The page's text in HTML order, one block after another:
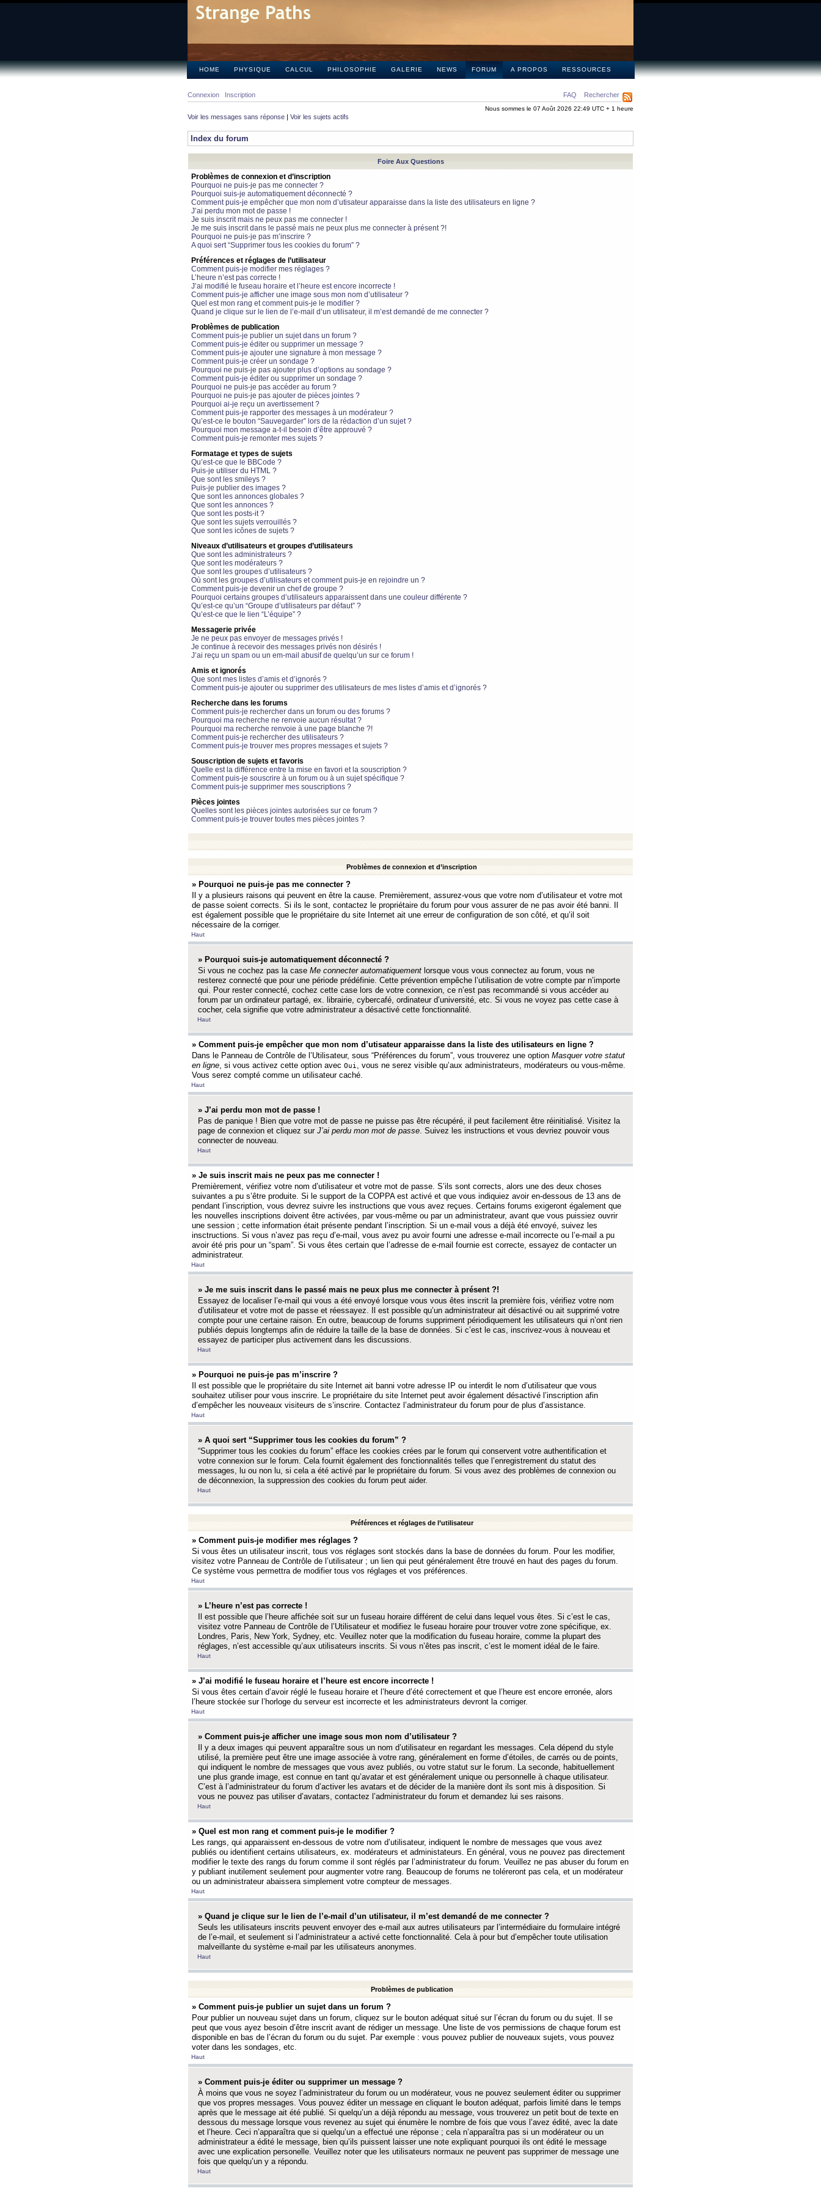
HOME PHYSIQUE CALCUL PHILOSOPHIE GALERIE NEWS FORUM A PROPOS RESSOURCES
FAQ Rechercher
Connexion Inscription
Nous sommes le 07 Août 2026 22:49 UTC + 1 heure
Voir les messages sans réponse | Voir les sujets actifs
Index du forum
Foire Aux Questions
Problèmes de connexion et d’inscription
Pourquoi ne puis-je pas me connecter ?
Pourquoi suis-je automatiquement déconnecté ?
Comment puis-je empêcher que mon nom d’utisateur apparaisse dans la liste des utilisateurs en ligne ?
J’ai perdu mon mot de passe !
Je suis inscrit mais ne peux pas me connecter !
Je me suis inscrit dans le passé mais ne peux plus me connecter à présent ?!
Pourquoi ne puis-je pas m’inscrire ?
A quoi sert “Supprimer tous les cookies du forum” ?
Préférences et réglages de l’utilisateur
Comment puis-je modifier mes réglages ?
L’heure n’est pas correcte !
J’ai modifié le fuseau horaire et l’heure est encore incorrecte !
Comment puis-je afficher une image sous mon nom d’utilisateur ?
Quel est mon rang et comment puis-je le modifier ?
Quand je clique sur le lien de l’e-mail d’un utilisateur, il m’est demandé de me connecter ?
Problèmes de publication
Comment puis-je publier un sujet dans un forum ?
Comment puis-je éditer ou supprimer un message ?
Comment puis-je ajouter une signature à mon message ?
Comment puis-je créer un sondage ?
Pourquoi ne puis-je pas ajouter plus d’options au sondage ?
Comment puis-je éditer ou supprimer un sondage ?
Pourquoi ne puis-je pas accéder au forum ?
Pourquoi ne puis-je pas ajouter de pièces jointes ?
Pourquoi ai-je reçu un avertissement ?
Comment puis-je rapporter des messages à un modérateur ?
Qu’est-ce le bouton “Sauvegarder” lors de la rédaction d’un sujet ?
Pourquoi mon message a-t-il besoin d’être approuvé ?
Comment puis-je remonter mes sujets ?
Formatage et types de sujets
Qu’est-ce que le BBCode ?
Puis-je utiliser du HTML ?
Que sont les smileys ?
Puis-je publier des images ?
Que sont les annonces globales ?
Que sont les annonces ?
Que sont les posts-it ?
Que sont les sujets verrouillés ?
Que sont les icônes de sujets ?
Niveaux d’utilisateurs et groupes d’utilisateurs
Que sont les administrateurs ?
Que sont les modérateurs ?
Que sont les groupes d’utilisateurs ?
Où sont les groupes d’utilisateurs et comment puis-je en rejoindre un ?
Comment puis-je devenir un chef de groupe ?
Pourquoi certains groupes d’utilisateurs apparaissent dans une couleur différente ?
Qu’est-ce qu’un “Groupe d’utilisateurs par défaut” ?
Qu’est-ce que le lien “L’équipe” ?
Messagerie privée
Je ne peux pas envoyer de messages privés !
Je continue à recevoir des messages privés non désirés !
J’ai reçu un spam ou un em-mail abusif de quelqu’un sur ce forum !
Amis et ignorés
Que sont mes listes d’amis et d’ignorés ?
Comment puis-je ajouter ou supprimer des utilisateurs de mes listes d’amis et d’ignorés ?
Recherche dans les forums
Comment puis-je rechercher dans un forum ou des forums ?
Pourquoi ma recherche ne renvoie aucun résultat ?
Pourquoi ma recherche renvoie à une page blanche ?!
Comment puis-je rechercher des utilisateurs ?
Comment puis-je trouver mes propres messages et sujets ?
Souscription de sujets et favoris
Quelle est la différence entre la mise en favori et la souscription ?
Comment puis-je souscrire à un forum ou à un sujet spécifique ?
Comment puis-je supprimer mes souscriptions ?
Pièces jointes
Quelles sont les pièces jointes autorisées sur ce forum ?
Comment puis-je trouver toutes mes pièces jointes ?
Problèmes de connexion et d’inscription
» Pourquoi ne puis-je pas me connecter ?
Il y a plusieurs raisons qui peuvent en être la cause. Premièrement, assurez-vous que votre nom d’utilisateur et votre mot
de passe soient corrects. Si ils le sont, contactez le propriétaire du forum pour vous assurer de ne pas avoir été banni. Il
est également possible que le propriétaire du site Internet ait une erreur de configuration de son côté, et qu’il soit
nécessaire de la corriger.
Haut
» Pourquoi suis-je automatiquement déconnecté ?
Si vous ne cochez pas la case Me connecter automatiquement lorsque vous vous connectez au forum, vous ne
resterez connecté que pour une période prédéfinie. Cette prévention empêche l’utilisation de votre compte par n’importe
qui. Pour rester connecté, cochez cette case lors de votre connexion, ce n’est pas recommandé si vous accéder au
forum par un ordinateur partagé, ex. librairie, cybercafé, ordinateur d’université, etc. Si vous ne voyez pas cette case à
cocher, cela signifie que votre administrateur a désactivé cette fonctionnalité.
Haut
» Comment puis-je empêcher que mon nom d’utisateur apparaisse dans la liste des utilisateurs en ligne ?
Dans le Panneau de Contrôle de l’Utilisateur, sous “Préférences du forum”, vous trouverez une option Masquer votre statut
en ligne, si vous activez cette option avec Oui , vous ne serez visible qu’aux administrateurs, modérateurs ou vous-même.
Vous serez compté comme un utilisateur caché.
Haut
» J’ai perdu mon mot de passe !
Pas de panique ! Bien que votre mot de passe ne puisse pas être récupéré, il peut facilement être réinitialisé. Visitez la
page de connexion et cliquez sur J’ai perdu mon mot de passe. Suivez les instructions et vous devriez pouvoir vous
connecter de nouveau.
Haut
» Je suis inscrit mais ne peux pas me connecter !
Premièrement, vérifiez votre nom d’utilisateur et votre mot de passe. S’ils sont corrects, alors une des deux choses
suivantes a pu s’être produite. Si le support de la COPPA est activé et que vous indiquiez avoir en-dessous de 13 ans de
pendant l’inscription, vous devrez suivre les instructions que vous avez reçues. Certains forums exigeront également que
les nouvelles inscriptions doivent être activées, par vous-même ou par un administrateur, avant que vous puissiez ouvrir
une session ; cette information était présente pendant l’inscription. Si un e-mail vous a déjà été envoyé, suivez les
insctructions. Si vous n’avez pas reçu d’e-mail, vous avez pu avoir fourni une adresse e-mail incorrecte ou l’e-mail a pu
avoir été pris pour un “spam”. Si vous êtes certain que l’adresse de e-mail fournie est correcte, essayez de contacter un
administrateur.
Haut
» Je me suis inscrit dans le passé mais ne peux plus me connecter à présent ?!
Essayez de localiser l’e-mail qui vous a été envoyé lorsque vous vous êtes inscrit la première fois, vérifiez votre nom
d’utilisateur et votre mot de passe et réessayez. Il est possible qu’un administrateur ait désactivé ou ait supprimé votre
compte pour une certaine raison. En outre, beaucoup de forums suppriment périodiquement les utilisateurs qui n’ont rien
publiés depuis longtemps afin de réduire la taille de la base de données. Si c’est le cas, inscrivez-vous à nouveau et
essayez de participer plus activement dans les discussions.
Haut
» Pourquoi ne puis-je pas m’inscrire ?
Il est possible que le propriétaire du site Internet ait banni votre adresse IP ou interdit le nom d’utilisateur que vous
souhaitez utiliser pour vous inscrire. Le propriétaire du site Internet peut avoir également désactivé l’inscription afin
d’empêcher les nouveaux visiteurs de s’inscrire. Contactez l’administrateur du forum pour de plus d’assistance.
Haut
» A quoi sert “Supprimer tous les cookies du forum” ?
“Supprimer tous les cookies du forum” efface les cookies crées par le forum qui conservent votre authentification et
votre connexion sur le forum. Cela fournit également des fonctionnalités telles que l’enregistrement du statut des
messages, lu ou non lu, si cela a été activé par le propriétaire du forum. Si vous avez des problèmes de connexion ou
de déconnexion, la suppression des cookies du forum peut aider.
Haut
Préférences et réglages de l’utilisateur
» Comment puis-je modifier mes réglages ?
Si vous êtes un utilisateur inscrit, tous vos réglages sont stockés dans la base de données du forum. Pour les modifier,
visitez votre Panneau de Contrôle de l’utilisateur ; un lien qui peut généralement être trouvé en haut des pages du forum.
Ce système vous permettra de modifier tous vos réglages et vos préférences.
Haut
» L’heure n’est pas correcte !
Il est possible que l’heure affichée soit sur un fuseau horaire différent de celui dans lequel vous êtes. Si c’est le cas,
visitez votre Panneau de Contrôle de l’Utilisateur et modifiez le fuseau horaire pour trouver votre zone spécifique, ex.
Londres, Paris, New York, Sydney, etc. Veuillez noter que la modification du fuseau horaire, comme la plupart des
réglages, n’est accessible qu’aux utilisateurs inscrits. Si vous n’êtes pas inscrit, c’est le moment idéal de le faire.
Haut
» J’ai modifié le fuseau horaire et l’heure est encore incorrecte !
Si vous êtes certain d’avoir réglé le fuseau horaire et l’heure d’été correctement et que l’heure est encore erronée, alors
l’heure stockée sur l’horloge du serveur est incorrecte et les administrateurs devront la corriger.
Haut
» Comment puis-je afficher une image sous mon nom d’utilisateur ?
Il y a deux images qui peuvent apparaître sous un nom d’utilisateur en regardant les messages. Cela dépend du style
utilisé, la première peut être une image associée à votre rang, généralement en forme d’étoiles, de carrés ou de points,
qui indiquent le nombre de messages que vous avez publiés, ou votre statut sur le forum. La seconde, habituellement
une plus grande image, est connue en tant qu’avatar et est généralement unique ou personnelle à chaque utilisateur.
C’est à l’administrateur du forum d’activer les avatars et de décider de la manière dont ils sont mis à disposition. Si
vous ne pouvez pas utiliser d’avatars, contactez l’administrateur du forum et demandez lui ses raisons.
Haut
» Quel est mon rang et comment puis-je le modifier ?
Les rangs, qui apparaissent en-dessous de votre nom d’utilisateur, indiquent le nombre de messages que vous avez
publiés ou identifient certains utilisateurs, ex. modérateurs et administateurs. En général, vous ne pouvez pas directement
modifier le texte des rangs du forum comme il sont réglés par l’administrateur du forum. Veuillez ne pas abuser du forum en
y publiant inutilement seulement pour augmenter votre rang. Beaucoup de forums ne toléreront pas cela, et un modérateur
ou un administrateur abaissera simplement votre compteur de messages.
Haut
» Quand je clique sur le lien de l’e-mail d’un utilisateur, il m’est demandé de me connecter ?
Seuls les utilisateurs inscrits peuvent envoyer des e-mail aux autres utilisateurs par l’intermédiaire du formulaire intégré
de l’e-mail, et seulement si l’administrateur a activé cette fonctionnalité. Cela à pour but d’empêcher toute utilisation
malveillante du système e-mail par les utilisateurs anonymes.
Haut
Problèmes de publication
» Comment puis-je publier un sujet dans un forum ?
Pour publier un nouveau sujet dans un forum, cliquez sur le bouton adéquat situé sur l’écran du forum ou du sujet. Il se
peut que vous ayez besoin d’être inscrit avant de rédiger un message. Une liste de vos permissions de chaque forum est
disponible en bas de l’écran du forum ou du sujet. Par exemple : vous pouvez publier de nouveaux sujets, vous pouvez
voter dans les sondages, etc.
Haut
» Comment puis-je éditer ou supprimer un message ?
À moins que vous ne soyez l’administrateur du forum ou un modérateur, vous ne pouvez seulement éditer ou supprimer
que vos propres messages. Vous pouvez éditer un message en cliquant le bouton adéquat, parfois limité dans le temps
après que le message ait été publié. Si quelqu’un a déjà répondu au message, vous trouverez un petit bout de texte en
dessous du message lorsque vous revenez au sujet qui énumère le nombre de fois que vous l’avez édité, avec la date
et l’heure. Ceci n’apparaîtra que si quelqu’un a effectué une réponse ; cela n’apparaîtra pas si un modérateur ou un
administrateur a édité le message, bien qu’ils puissent laisser une note expliquant pourquoi ils ont édité le message
avec une explication personelle. Veuillez noter que les utilisateurs normaux ne peuvent pas supprimer de message une
fois que quelqu’un y a répondu.
Haut